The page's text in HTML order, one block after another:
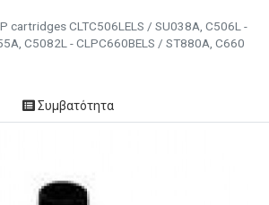
cartridges CLTC506LELS / SU038A, C506L -
C5082L - CLPC660BELS / ST880A, C660
Συμβατότητα